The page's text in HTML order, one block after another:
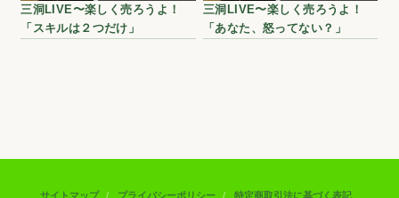
三洞LIVE〜楽しく売ろうよ！
「スキルは２つだけ」
三洞LIVE〜楽しく売ろうよ！
「あなた、怒ってない？」
サイトマップ プライバシーポリシー 特定商取引法に基づく表記